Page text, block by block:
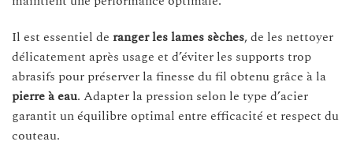
Il est essentiel de ranger les lames sèches, de les nettoyer
délicatement après usage et d’éviter les supports trop
abrasifs pour préserver la finesse du fil obtenu grâce à la
pierre à eau. Adapter la pression selon le type d’acier
garantit un équilibre optimal entre efficacité et respect du
couteau.